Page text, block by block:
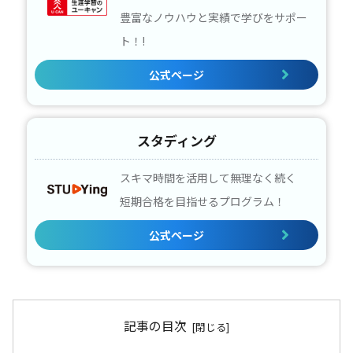
豊富なノウハウと実績で学びをサポー
ト！!
公式ページ
スタディング
スキマ時間を活用して無理なく続く
短期合格を目指せるプログラム！
公式ページ
記事の目次